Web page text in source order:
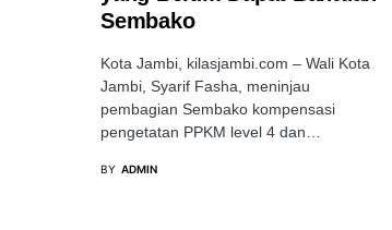
Sembako
Kota Jambi, kilasjambi.com – Wali Kota
Jambi, Syarif Fasha, meninjau
pembagian Sembako kompensasi
pengetatan PPKM level 4 dan…
BY ADMIN